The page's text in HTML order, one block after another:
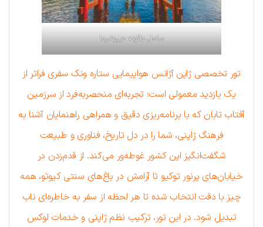
ساحل هاکونه هیروشیما
تور تخصصی ژاپن آژانس هواپیمایی ستاره ونک سفری فراتر از
یک بازدید معمولی است؛ تجربه‌ای منحصربه‌فرد از سرزمین
آفتاب تابان که با برنامه‌ریزی دقیق و همراهی راهنمایان آشنا به
فرهنگ ژاپنی، شما را در دل تاریخ، فناوری و طبیعت
شگفت‌انگیز این کشور غوطه‌ور می‌کند. از قدم‌زدن در
خیابان‌های پرنور توکیو تا آرامش در باغ‌های سنتی کیوتو، همه
چیز با دقت انتخاب شده تا هر لحظه از سفر به خاطره‌ای ناب
تبدیل شود. در این تور، ترکیب نظم ژاپنی و خدمات لوکس